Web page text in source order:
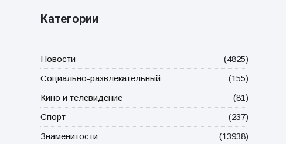
Категории
Новости
(4825)
Социально-развлекательный
(155)
Кино и телевидение
(81)
Спорт
(237)
Знаменитости
(13938)